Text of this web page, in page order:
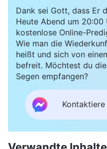
Dank sei Gott, dass Er
Heute Abend um 20:00
kostenlose Online-
Wie man die
heißt und sich von
befreit. Möchtest du
Segen empfangen?